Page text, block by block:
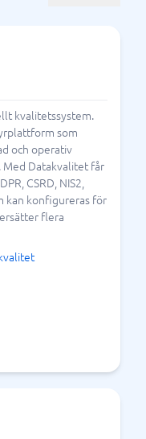
för att jämföra,
ett
verksamhet? Ett
hitta rätt
viktigast för er?
ser ut
– vissa
vissa är mer
på den svenska
kvalitetssystem.
som
och operativ
Med Datakvalitet får
CSRD, NIS2,
kan konfigureras för
flera